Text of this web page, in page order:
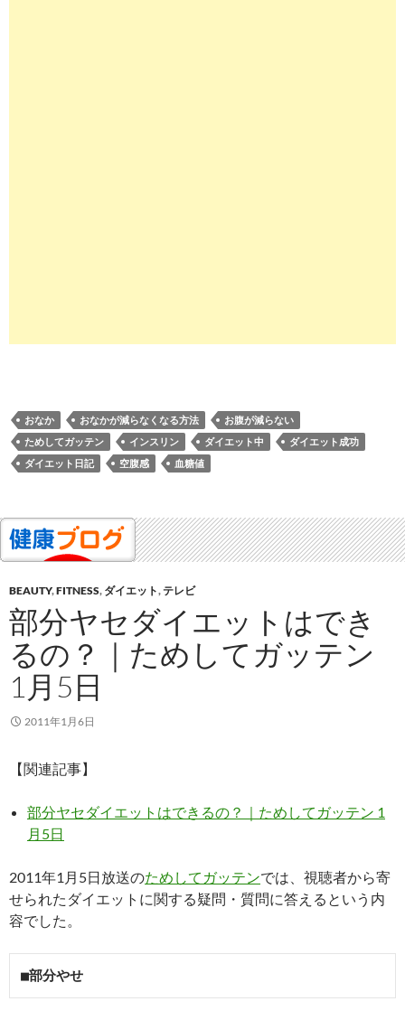
おなか おなかが減らなくなる方法
お腹が減らない
ためしてガッテン
インスリン ダイエット中
ダイエット成功
ダイエット日記
空腹感 血糖値
BEAUTY,FITNESS, ダイエット,テレビ
部分ヤセダイエットはでき
るの？｜ためしてガッテン
1月5日
2011年1月6日
【関連記事】
部分ヤセダイエットはできるの？｜ためしてガッテン 1
月5日
2011年1月5日放送のためしてガッテンでは、視聴者から寄
せられたダイエットに関する疑問・質問に答えるという内
容でした。
■部分やせ